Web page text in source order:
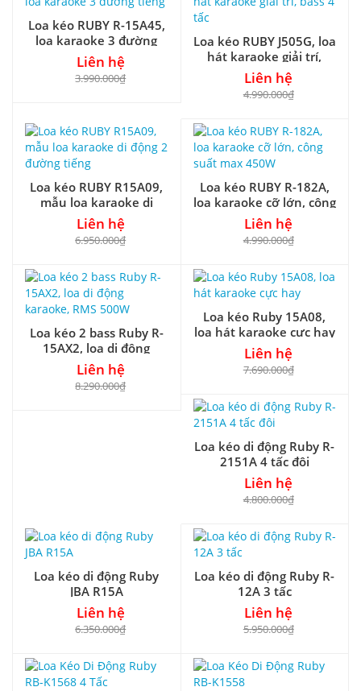
Loa kéo RUBY R-15A45,
loa karaoke 3 đường
tiếng
Liên hệ
3.990.000₫
Loa kéo RUBY J505G, loa
hát karaoke giải trí,
bass 4 tấc
Liên hệ
4.990.000₫
Loa kéo RUBY R15A09,
mẫu loa karaoke di
động 2 đường tiếng
Liên hệ
6.950.000₫
Loa kéo RUBY R-182A,
loa karaoke cỡ lớn, công
suất max 450W
Liên hệ
4.990.000₫
Loa kéo 2 bass Ruby R-
15AX2, loa di động
karaoke, RMS 500W
Liên hệ
8.290.000₫
Loa kéo Ruby 15A08,
loa hát karaoke cực hay
Liên hệ
7.690.000₫
Loa kéo di động Ruby R-
2151A 4 tấc đôi
Liên hệ
4.800.000₫
Loa kéo di động Ruby
JBA R15A
Liên hệ
6.350.000₫
Loa kéo di động Ruby R-
12A 3 tấc
Liên hệ
5.950.000₫